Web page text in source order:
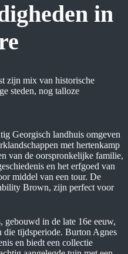
in
zijn mix van historische
steden, nog talloze
Georgisch landhuis omgeven
met hertenkamp
van de oorspronkelijke familie,
en het erfgoed van
middel van een tour. De
Brown, zijn perfect voor
gebouwd in de late 16e eeuw,
die tijdsperiode. Burton Agnes
en biedt een collectie